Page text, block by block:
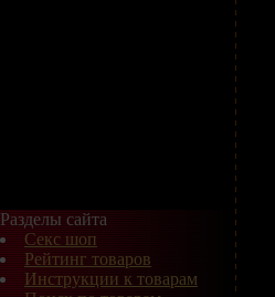
Разделы сайта
Секс шоп
Рейтинг товаров
Инструкции к товарам